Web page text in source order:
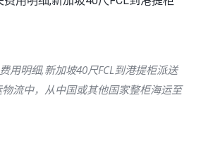
用明细,新加坡40尺FCL到港提柜派送
流中，从中国或其他国家整柜海运至